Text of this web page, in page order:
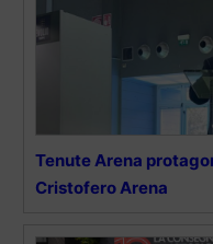
Tenute Arena
Cristofero Arena